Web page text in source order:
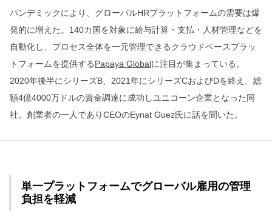
パンデミックにより、グローバルHRプラットフォームの需要は爆
発的に増えた。140カ国を対象に給与計算・支払・人材管理などを
自動化し、プロセス全体を一元管理できるクラウドベースプラッ
トフォームを提供するPapaya Globalに注目が集まっている。
2020年後半にシリーズB、2021年にシリーズCおよびDを終え、総
額4億4000万ドルの資金調達に成功しユニコーン企業となった同
社。創業者の一人でありCEOのEynat Guez氏に話を聞いた。
単一プラットフォームでグローバル雇用の管理
負担を軽減